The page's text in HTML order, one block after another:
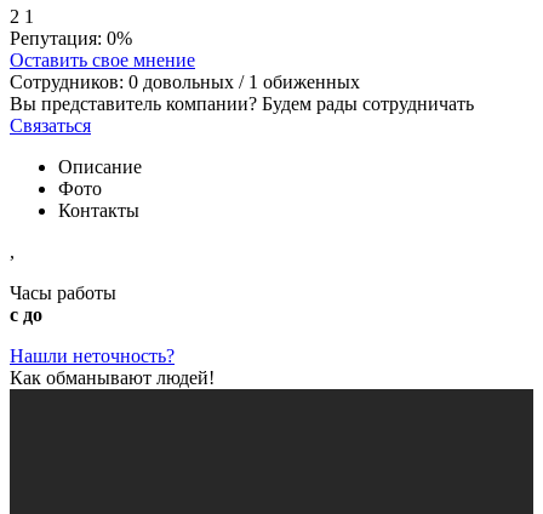
2 1
Репутация: 0%
Оставить свое мнение
Сотрудников: 0 довольных / 1 обиженных
Вы представитель компании? Будем рады сотрудничать
Связаться
Описание
Фото
Контакты
,
Часы работы
с до
Нашли неточность?
Как обманывают людей!